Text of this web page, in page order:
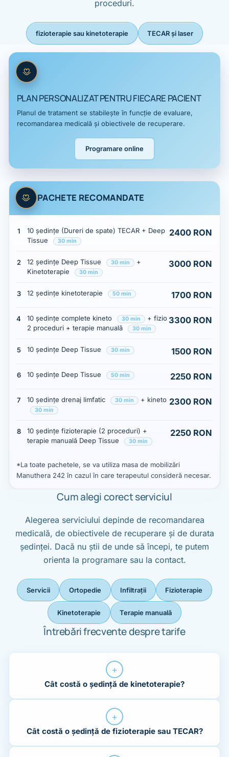
proceduri.
fizioterapie sau kinetoterapie TECAR și laser
PLAN PERSONALIZAT PENTRU FIECARE PACIENT
Planul de tratament se stabilește în funcție de evaluare,
recomandarea medicală și obiectivele de recuperare.
Programare online
PACHETE RECOMANDATE
Pachete recomandate: conținut și preț
Număr Pachet Preț
1
10 ședințe (Dureri de spate) TECAR + Deep
Tissue
30 min
2400 RON
2 12 ședințe Deep Tissue 30 min
+
Kinetoterapie
30 min
3000 RON
3 12 ședințe kinetoterapie 50 min 1700 RON
4 10 ședințe complete kineto 30 min
+ fizio
2 proceduri + terapie manuală
30 min
3300 RON
5 10 ședințe Deep Tissue 30 min 1500 RON
6 10 ședințe Deep Tissue 50 min 2250 RON
7 10 ședințe drenaj limfatic 30 min + kineto
30 min
2300 RON
8
10 ședințe fizioterapie (2 proceduri) +
terapie manuală Deep Tissue
30 min
2250 RON
*La toate pachetele, se va utiliza masa de mobilizări
Manuthera 242 în cazul în care terapeutul consideră necesar.
Cum alegi corect serviciul
Alegerea serviciului depinde de recomandarea
medicală, de obiectivele de recuperare și de durata
ședinței. Dacă nu știi de unde să începi, te putem
orienta la programare sau la contact.
Servicii Ortopedie Infiltrații Fizioterapie
Kinetoterapie Terapie manuală
Întrebări frecvente despre tarife
Cât costă o ședință de kinetoterapie?
+
Cât costă o ședință de fizioterapie sau TECAR?
+